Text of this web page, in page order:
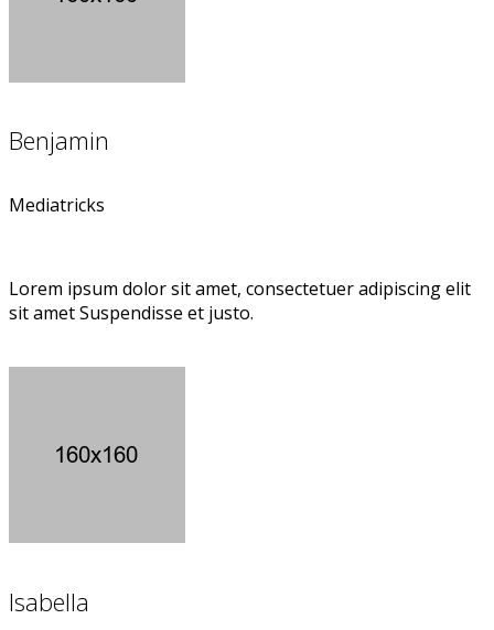
Benjamin
Mediatricks
Lorem ipsum dolor sit amet, consectetuer adipiscing elit
sit amet Suspendisse et justo.
Isabella